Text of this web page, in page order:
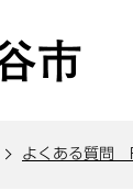
よくある質問